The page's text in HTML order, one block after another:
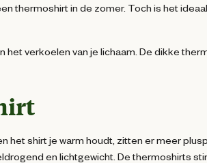
thermoshirt in de zomer. Toch is het
verkoelen van je lichaam. De dikke
shirt je warm houdt, zitten er meer
en lichtgewicht. De thermoshirts